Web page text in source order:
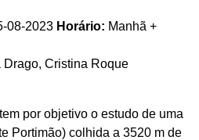
08-2023 Horário: Manhã +
Drago, Cristina Roque
por objetivo o estudo de uma
Portimão) colhida a 3520 m de